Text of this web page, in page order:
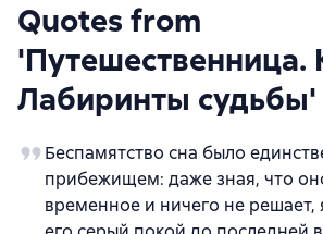
Quotes from
'Путешественница.
Лабиринты судьбы'
Беспамятство сна было
прибежищем: даже зная, что
временное и ничего не решает,